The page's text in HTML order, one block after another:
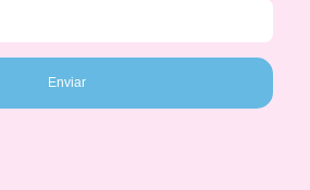
Enviar